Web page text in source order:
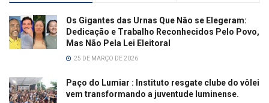
Os Gigantes das Urnas Que Não se Elegeram:
Dedicação e Trabalho Reconhecidos Pelo Povo,
Mas Não Pela Lei Eleitoral
25 DE MARÇO DE 2026
Paço do Lumiar : Instituto resgate clube do vôlei
vem transformando a juventude luminense.